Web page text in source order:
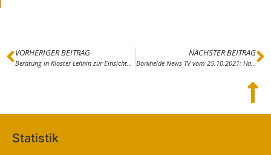
VORHERIGER BEITRAG
Beratung in Kloster Lehnin zur Einsichtnahme in Stasi-Akten und zu SED-Unrecht
NÄCHSTER BEITRAG
Borkheide News TV vom 25.10.2021: Hans Grade Wochenende
Statistik